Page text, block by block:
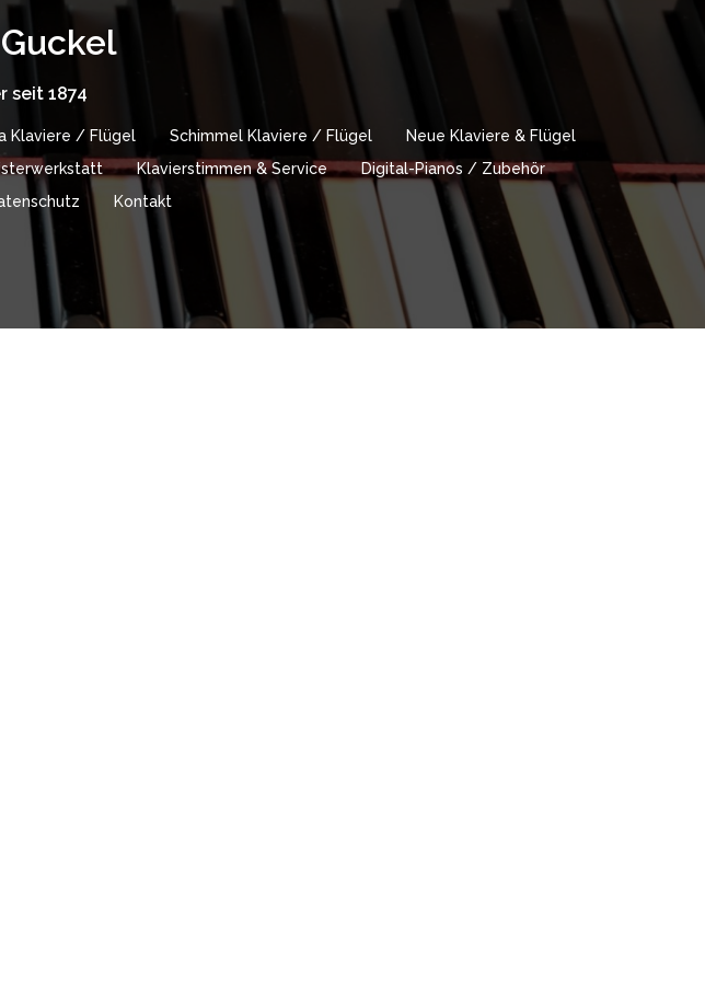
seit 1874
Klaviere / Flügel Schimmel Klaviere / Flügel
Neue Klaviere & Flügel
Klavierstimmen & Service
Digital-Pianos / Zubehör
Kontakt